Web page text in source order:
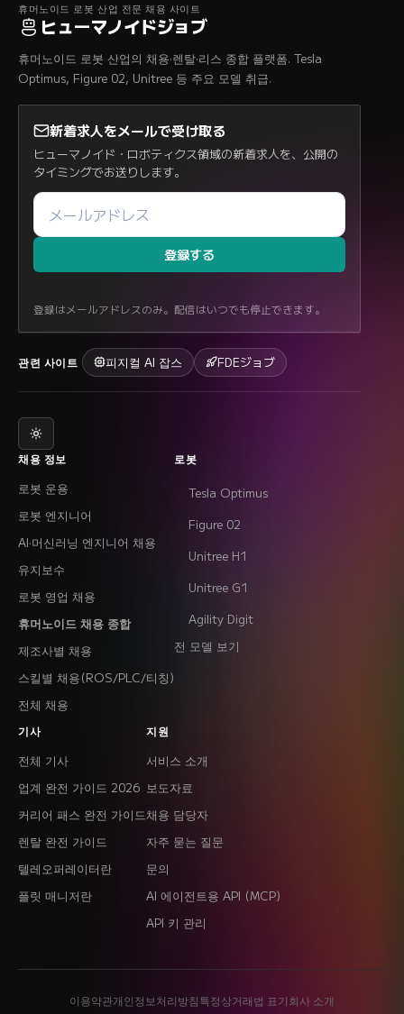
휴머노이드 로봇 산업 전문 채용 사이트
ヒューマノイドジョブ
휴머노이드 로봇 산업의 채용·렌탈·리스 종합 플랫폼. Tesla
Optimus, Figure 02, Unitree 등 주요 모델 취급.
新着求人をメールで受け取る
ヒューマノイド・ロボティクス領域の新着求人を、公開の
タイミングでお送りします。
登録する
登録はメールアドレスのみ。配信はいつでも停止できます。
관련 사이트 피지컬 AI 잡스 FDEジョブ
채용 정보
로봇 운용
로봇 엔지니어
AI·머신러닝 엔지니어 채용
유지보수
로봇 영업 채용
휴머노이드 채용 종합
제조사별 채용
스킬별 채용(ROS/PLC/티칭)
전체 채용
로봇
Tesla Optimus
Figure 02
Unitree H1
Unitree G1
Agility Digit
전 모델 보기
기사
전체 기사
업계 완전 가이드 2026
커리어 패스 완전 가이드
렌탈 완전 가이드
텔레오퍼레이터란
플릿 매니저란
지원
서비스 소개
보도자료
채용 담당자
자주 묻는 질문
문의
AI 에이전트용 API (MCP)
API 키 관리
이용약관개인정보처리방침특정상거래법 표기회사 소개